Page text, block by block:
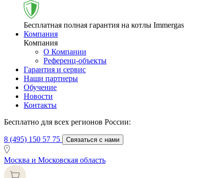
Бесплатная полная гарантия на котлы Immergas
Компания
Компания
О Компании
Референц-объекты
Гарантия и сервис
Наши партнеры
Обучение
Новости
Контакты
Бесплатно для всех регионов России:
8 (495) 150 57 75 Связаться с нами
Москва и Московская область